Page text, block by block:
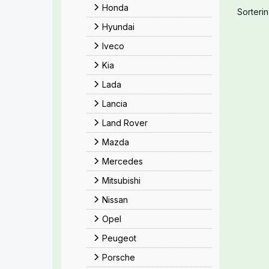
Honda
Hyundai
Iveco
Kia
Lada
Lancia
Land Rover
Mazda
Mercedes
Mitsubishi
Nissan
Opel
Peugeot
Porsche